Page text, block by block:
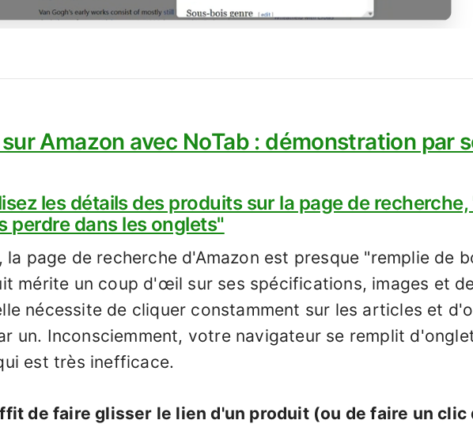
Amazon avec NoTab : démonstration par
les détails des produits sur la page de recherche,
perdre dans les onglets"
la page de recherche d'Amazon est presque "remplie de
mérite un coup d'œil sur ses spécifications, images et
nécessite de cliquer constamment sur les articles et
un. Inconsciemment, votre navigateur se remplit
est très inefficace.
de faire glisser le lien d'un produit (ou de faire un